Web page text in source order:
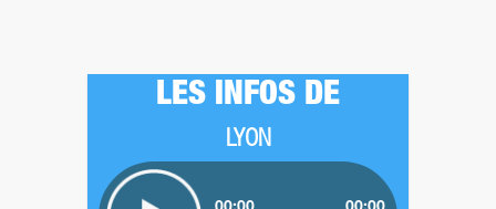
LES INFOS DE
LYON